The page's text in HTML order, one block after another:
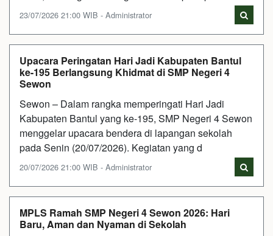
23/07/2026 21:00 WIB - Administrator
Upacara Peringatan Hari Jadi Kabupaten Bantul
ke-195 Berlangsung Khidmat di SMP Negeri 4
Sewon
Sewon – Dalam rangka memperingati Hari Jadi
Kabupaten Bantul yang ke-195, SMP Negeri 4 Sewon
menggelar upacara bendera di lapangan sekolah
pada Senin (20/07/2026). Kegiatan yang d
20/07/2026 21:00 WIB - Administrator
MPLS Ramah SMP Negeri 4 Sewon 2026: Hari
Baru, Aman dan Nyaman di Sekolah